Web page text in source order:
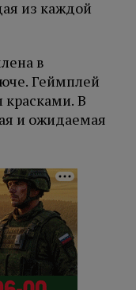
из каждой
в
Геймплей
В
и ожидаемая